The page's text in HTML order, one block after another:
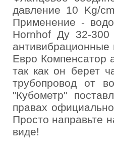
давление 10 Kg/
Применение -
Hornhof Ду 32-
Евро Компенсатор
так как он берет
трубопровод от
"Кубометр"
правах
Просто направьте
виде!